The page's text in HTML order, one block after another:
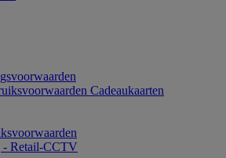
Cadeaukaarten
- Retail-CCTV